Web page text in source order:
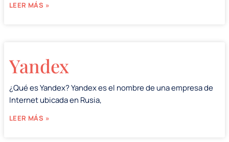
LEER MÁS »
Yandex
¿Qué es Yandex? Yandex es el nombre de una empresa de
Internet ubicada en Rusia,
LEER MÁS »